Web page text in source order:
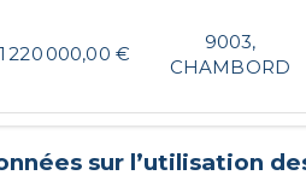
220 000,00 €
9003,
CHAMBORD
sur l’utilisation